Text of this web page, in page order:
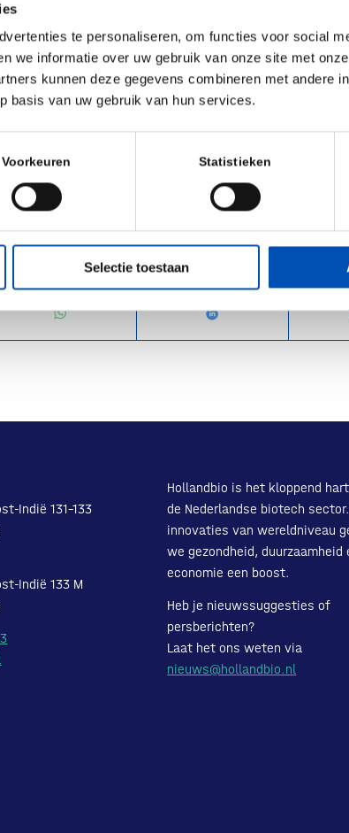
te personaliseren, om functies voor social
we informatie over uw gebruik van onze site met
kunnen deze gegevens combineren met andere
basis van uw gebruik van hun services.
Voorkeuren Statistieken
Selectie toestaan
of MeiraGTx Holdings plc. With sites in New
our global footprint provides us the opportunity
the world, allowing us to deepen our
Indië 131-133
Indië 133 M
Hollandbio is het kloppend
de Nederlandse biotech
innovaties van wereldniveau
we gezondheid, duurzaamheid
economie een boost.
Heb je nieuwssuggesties of
persberichten?
Laat het ons weten via
nieuws@hollandbio.nl